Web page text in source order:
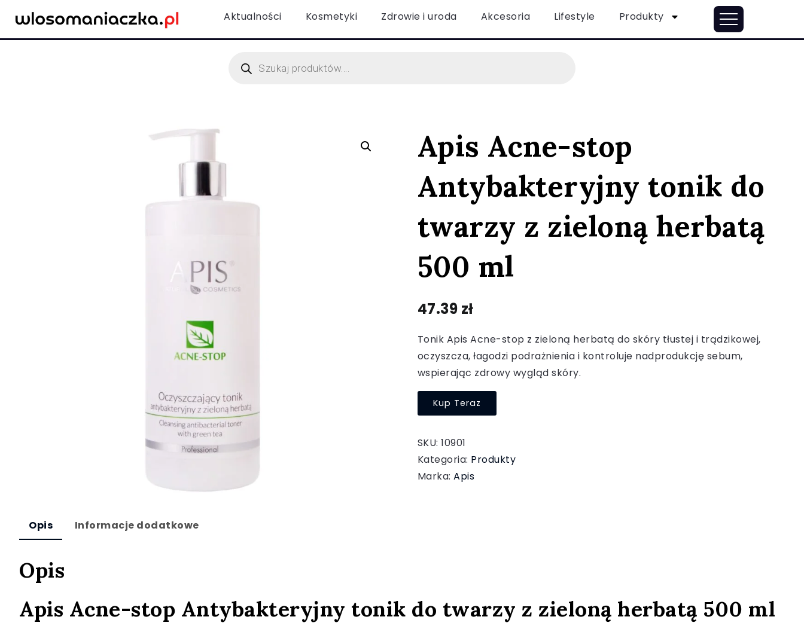
Aktualności Kosmetyki Zdrowie i uroda Akcesoria Lifestyle Produkty
Apis Acne-stop
Antybakteryjny tonik do
twarzy z zieloną herbatą
500 ml
47.39 zł
Tonik Apis Acne-stop z zieloną herbatą do skóry tłustej i trądzikowej,
oczyszcza, łagodzi podrażnienia i kontroluje nadprodukcję sebum,
wspierając zdrowy wygląd skóry.
Kup Teraz
SKU:10901
Kategoria: Produkty
Marka:Apis
Opis Informacje dodatkowe
Opis
Apis Acne-stop Antybakteryjny tonik do twarzy z zieloną herbatą 500 ml